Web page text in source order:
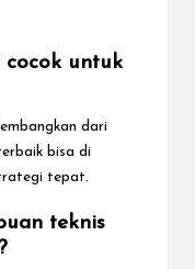
cocok untuk
dari
bisa di
tepat.
teknis